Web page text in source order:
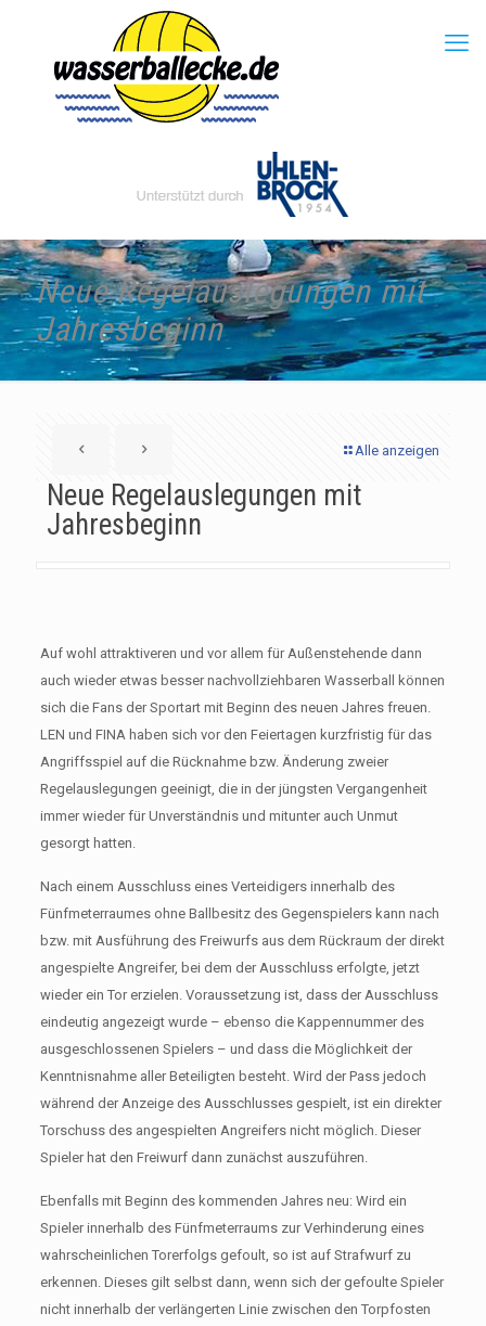
Neue Regelauslegungen mit
Jahresbeginn
Alle anzeigen
Neue Regelauslegungen mit
Jahresbeginn
Auf wohl attraktiveren und vor allem für Außenstehende dann
auch wieder etwas besser nachvollziehbaren Wasserball können
sich die Fans der Sportart mit Beginn des neuen Jahres freuen.
LEN und FINA haben sich vor den Feiertagen kurzfristig für das
Angriffsspiel auf die Rücknahme bzw. Änderung zweier
Regelauslegungen geeinigt, die in der jüngsten Vergangenheit
immer wieder für Unverständnis und mitunter auch Unmut
gesorgt hatten.
Nach einem Ausschluss eines Verteidigers innerhalb des
Fünfmeterraumes ohne Ballbesitz des Gegenspielers kann nach
bzw. mit Ausführung des Freiwurfs aus dem Rückraum der direkt
angespielte Angreifer, bei dem der Ausschluss erfolgte, jetzt
wieder ein Tor erzielen. Voraussetzung ist, dass der Ausschluss
eindeutig angezeigt wurde – ebenso die Kappennummer des
ausgeschlossenen Spielers – und dass die Möglichkeit der
Kenntnisnahme aller Beteiligten besteht. Wird der Pass jedoch
während der Anzeige des Ausschlusses gespielt, ist ein direkter
Torschuss des angespielten Angreifers nicht möglich. Dieser
Spieler hat den Freiwurf dann zunächst auszuführen.
Ebenfalls mit Beginn des kommenden Jahres neu: Wird ein
Spieler innerhalb des Fünfmeterraums zur Verhinderung eines
wahrscheinlichen Torerfolgs gefoult, so ist auf Strafwurf zu
erkennen. Dieses gilt selbst dann, wenn sich der gefoulte Spieler
nicht innerhalb der verlängerten Linie zwischen den Torpfosten